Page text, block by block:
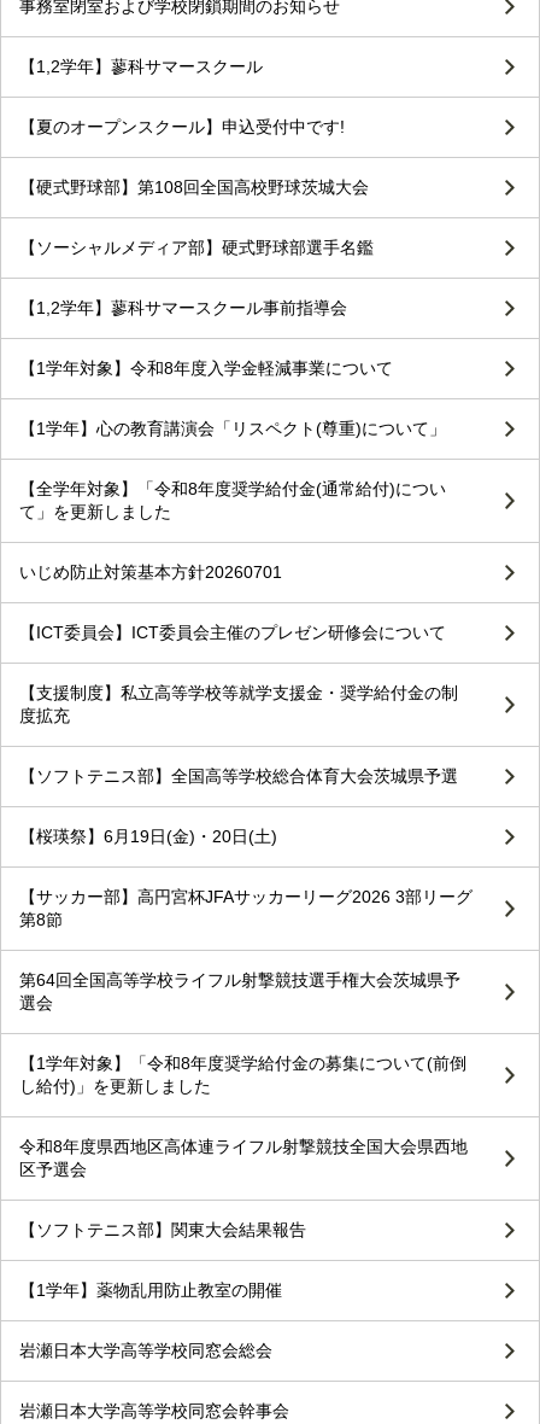
事務室閉室および学校閉鎖期間のお知らせ
【1,2学年】蓼科サマースクール
【夏のオープンスクール】申込受付中です!
【硬式野球部】第108回全国高校野球茨城大会
【ソーシャルメディア部】硬式野球部選手名鑑
【1,2学年】蓼科サマースクール事前指導会
【1学年対象】令和8年度入学金軽減事業について
【1学年】心の教育講演会「リスペクト(尊重)について」
【全学年対象】「令和8年度奨学給付金(通常給付)につい
て」を更新しました
いじめ防止対策基本方針20260701
【ICT委員会】ICT委員会主催のプレゼン研修会について
【支援制度】私立高等学校等就学支援金・奨学給付金の制
度拡充
【ソフトテニス部】全国高等学校総合体育大会茨城県予選
【桜瑛祭】6月19日(金)・20日(土)
【サッカー部】高円宮杯JFAサッカーリーグ2026 3部リーグ
第8節
第64回全国高等学校ライフル射撃競技選手権大会茨城県予
選会
【1学年対象】「令和8年度奨学給付金の募集について(前倒
し給付)」を更新しました
令和8年度県西地区高体連ライフル射撃競技全国大会県西地
区予選会
【ソフトテニス部】関東大会結果報告
【1学年】薬物乱用防止教室の開催
岩瀬日本大学高等学校同窓会総会
岩瀬日本大学高等学校同窓会幹事会